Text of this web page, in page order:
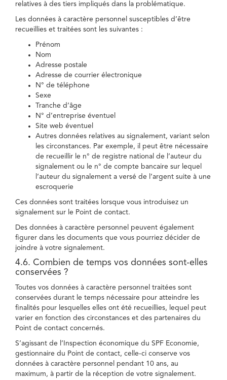
relatives à des tiers impliqués dans la problématique.
Les données à caractère personnel susceptibles d’être
recueillies et traitées sont les suivantes :
Prénom
Nom
Adresse postale
Adresse de courrier électronique
N° de téléphone
Sexe
Tranche d’âge
N° d’entreprise éventuel
Site web éventuel
Autres données relatives au signalement, variant selon
les circonstances. Par exemple, il peut être nécessaire
de recueillir le n° de registre national de l’auteur du
signalement ou le n° de compte bancaire sur lequel
l’auteur du signalement a versé de l’argent suite à une
escroquerie
Ces données sont traitées lorsque vous introduisez un
signalement sur le Point de contact.
Des données à caractère personnel peuvent également
figurer dans les documents que vous pourriez décider de
joindre à votre signalement.
4.6. Combien de temps vos données sont-elles
conservées ?
Toutes vos données à caractère personnel traitées sont
conservées durant le temps nécessaire pour atteindre les
finalités pour lesquelles elles ont été recueillies, lequel peut
varier en fonction des circonstances et des partenaires du
Point de contact concernés.
S’agissant de l’Inspection économique du SPF Economie,
gestionnaire du Point de contact, celle-ci conserve vos
données à caractère personnel pendant 10 ans, au
maximum, à partir de la réception de votre signalement.